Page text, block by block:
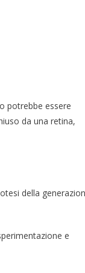
potrebbe essere
da una retina,
della
e